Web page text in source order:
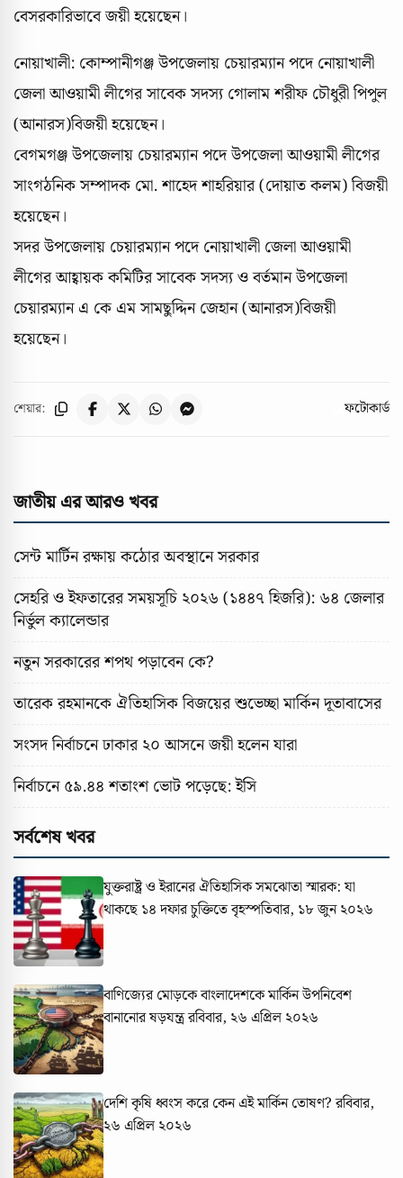
বেসরকারিভাবে জয়ী হয়েছেন।
নোয়াখালী: কোম্পানীগঞ্জ উপজেলায় চেয়ারম্যান পদে নোয়াখালী
জেলা আওয়ামী লীগের সাবেক সদস্য গোলাম শরীফ চৌধুরী পিপুল
(আনারস)বিজয়ী হয়েছেন।
বেগমগঞ্জ উপজেলায় চেয়ারম্যান পদে উপজেলা আওয়ামী লীগের
সাংগঠনিক সম্পাদক মো. শাহেদ শাহরিয়ার (দোয়াত কলম) বিজয়ী
হয়েছেন।
সদর উপজেলায় চেয়ারম্যান পদে নোয়াখালী জেলা আওয়ামী
লীগের আহ্বায়ক কমিটির সাবেক সদস্য ও বর্তমান উপজেলা
চেয়ারম্যান এ কে এম সামছুদ্দিন জেহান (আনারস)বিজয়ী
হয়েছেন।
শেয়ার: ফটোকার্ড
জাতীয় এর আরও খবর
সেন্ট মার্টিন রক্ষায় কঠোর অবস্থানে সরকার
সেহরি ও ইফতারের সময়সূচি ২০২৬ (১৪৪৭ হিজরি): ৬৪ জেলার
নির্ভুল ক্যালেন্ডার
নতুন সরকারের শপথ পড়াবেন কে?
তারেক রহমানকে ঐতিহাসিক বিজয়ের শুভেচ্ছা মার্কিন দূতাবাসের
সংসদ নির্বাচনে ঢাকার ২০ আসনে জয়ী হলেন যারা
নির্বাচনে ৫৯.৪৪ শতাংশ ভোট পড়েছে: ইসি
সর্বশেষ খবর
যুক্তরাষ্ট্র ও ইরানের ঐতিহাসিক সমঝোতা স্মারক: যা
থাকছে ১৪ দফার চুক্তিতেবৃহস্পতিবার, ১৮ জুন ২০২৬
বাণিজ্যের মোড়কে বাংলাদেশকে মার্কিন উপনিবেশ
বানানোর ষড়যন্ত্ররবিবার, ২৬ এপ্রিল ২০২৬
দেশি কৃষি ধ্বংস করে কেন এই মার্কিন তোষণ? রবিবার,
২৬ এপ্রিল ২০২৬